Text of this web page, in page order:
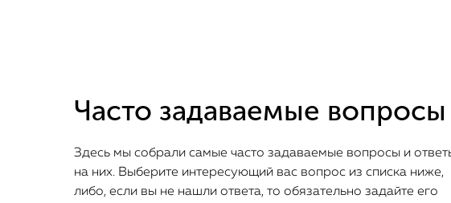
Часто задаваемые вопросы
Здесь мы собрали самые часто задаваемые вопросы и
на них. Выберите интересующий вас вопрос из списка ниже,
либо, если вы не нашли ответа, то обязательно задайте его